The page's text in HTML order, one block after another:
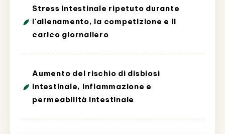
Stress intestinale ripetuto durante
l'allenamento, la competizione e il
carico giornaliero
Aumento del rischio di disbiosi
intestinale, infiammazione e
permeabilità intestinale